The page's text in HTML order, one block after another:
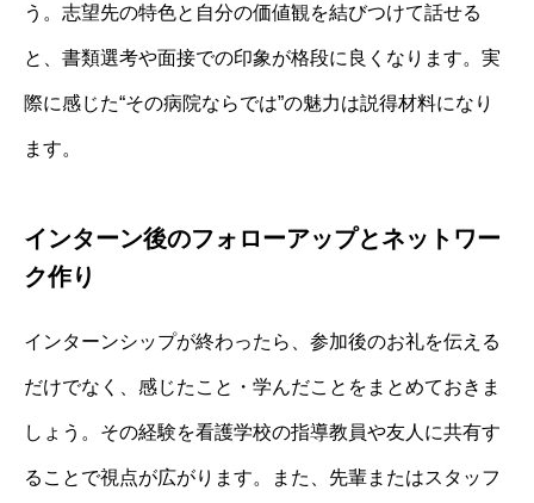
う。志望先の特色と自分の価値観を結びつけて話せる
と、書類選考や面接での印象が格段に良くなります。実
際に感じた“その病院ならでは”の魅力は説得材料になり
ます。
インターン後のフォローアップとネットワー
ク作り
インターンシップが終わったら、参加後のお礼を伝える
だけでなく、感じたこと・学んだことをまとめておきま
しょう。その経験を看護学校の指導教員や友人に共有す
ることで視点が広がります。また、先輩またはスタッフ